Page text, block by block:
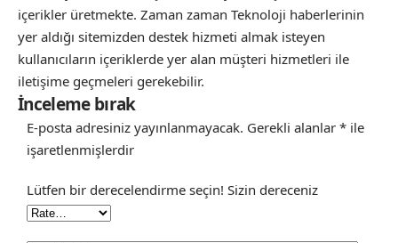
içerikler üretmekte. Zaman zaman Teknoloji haberlerinin
yer aldığı sitemizden destek hizmeti almak isteyen
kullanıcıların içeriklerde yer alan müşteri hizmetleri ile
iletişime geçmeleri gerekebilir.
İnceleme bırak
E-posta adresiniz yayınlanmayacak. Gerekli alanlar * ile
işaretlenmişlerdir
Lütfen bir derecelendirme seçin! Sizin dereceniz